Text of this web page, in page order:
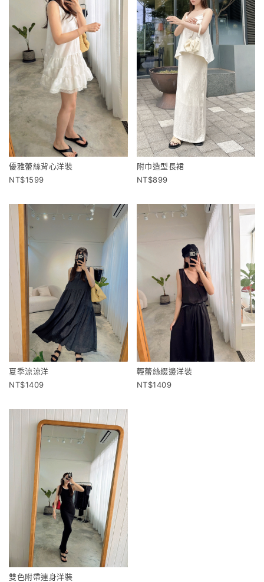
優雅蕾絲背心洋裝
1599
附巾造型長裙
899
夏季涼涼洋
1409
輕蕾絲綴邊洋裝
1409
雙色附帶連身洋裝